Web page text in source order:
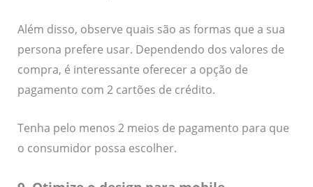
Além disso, observe quais são as formas que a sua
persona prefere usar. Dependendo dos valores de
compra, é interessante oferecer a opção de
pagamento com 2 cartões de crédito.
Tenha pelo menos 2 meios de pagamento para que
o consumidor possa escolher.